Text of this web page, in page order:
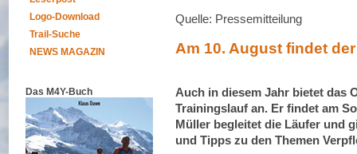
Logo-Download
Trail-Suche
NEWS MAGAZIN
Das M4Y-Buch
Quelle: Pressemitteilung
Am 10. August findet
Auch in diesem Jahr bietet das
Trainingslauf an. Er findet am
Müller begleitet die Läufer und
und Tipps zu den Themen